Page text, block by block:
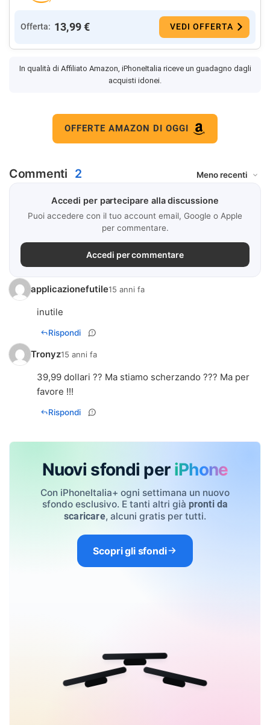
Offerta: 13,99 € VEDI OFFERTA
In qualità di Affiliato Amazon, iPhoneItalia riceve un guadagno dagli
acquisti idonei.
OFFERTE AMAZON DI OGGI
Commenti 2
Accedi per partecipare alla discussione
Puoi accedere con il tuo account email, Google o Apple
per commentare.
Accedi per commentare
applicazionefutile15 anni fa
inutile
Rispondi
Tronyz15 anni fa
39,99 dollari ?? Ma stiamo scherzando ??? Ma per
favore !!!
Rispondi
Nuovi sfondi per iPhone
Con iPhoneItalia+ ogni settimana un nuovo
sfondo esclusivo. E tanti altri già pronti da
scaricare, alcuni gratis per tutti.
Scopri gli sfondi